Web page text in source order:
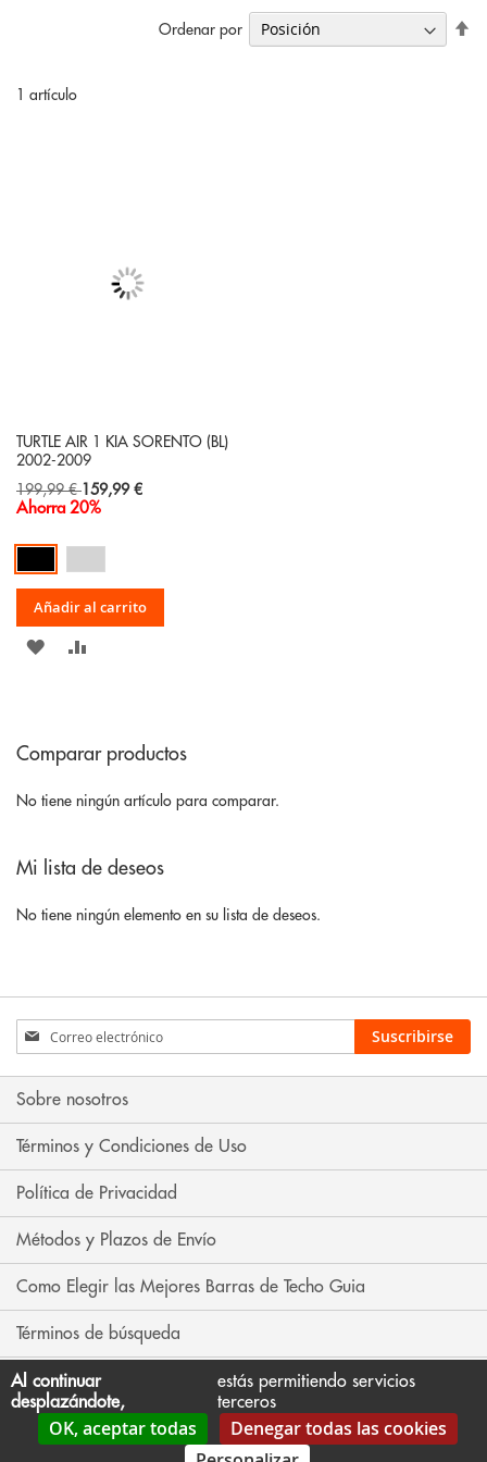
1 artículo
Ordenar por
TURTLE AIR 1 KIA SORENTO (BL)
2002-2009
199,99 € Special
Price
159,99 €
Ahorra 20%
Añadir al carrito
AÑADIR
LISTA
DE
Comparar productos
No tiene ningún artículo para comparar.
Mi lista de deseos
No tiene ningún elemento en su lista de deseos.
Inscríbase
a
nuestro
boletín
noticias:
Suscribirse
Sobre nosotros
Términos y Condiciones de Uso
Política de Privacidad
Métodos y Plazos de Envío
Como Elegir las Mejores Barras de Techo Guia
Términos de búsqueda
Búsqueda avanzada
Contáctenos
Al continuar
desplazándote,
estás permitiendo servicios
terceros
OK, aceptar todas
Denegar todas las cookies